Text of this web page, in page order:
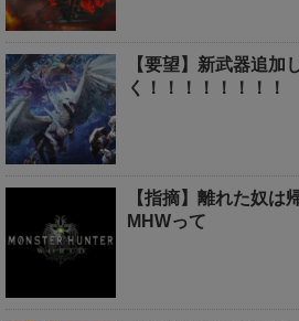
【要望】新武器追加
く！！！！！！！！
【指摘】離れた奴は
MHWって